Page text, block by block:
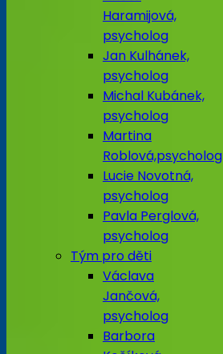
Haramijová,
psycholog
Jan Kulhánek,
psycholog
Michal Kubánek,
psycholog
Martina
Roblová,psycholog
Lucie Novotná,
psycholog
Pavla Perglová,
psycholog
Tým pro děti
Václava
Jančová,
psycholog
Barbora